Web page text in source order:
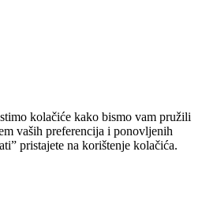
kolačiće kako bismo vam pružili
vaših preferencija i ponovljenih
pristajete na korištenje kolačića.